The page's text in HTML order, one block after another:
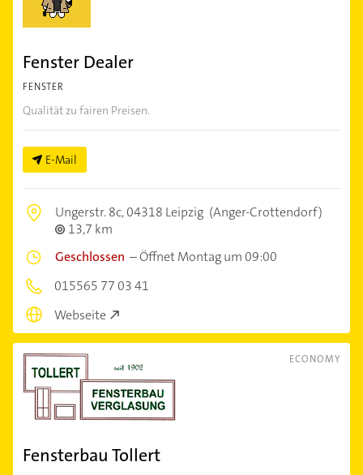
Fenster Dealer
FENSTER
Qualität zu fairen Preisen.
E-Mail
Ungerstr. 8c,04318 Leipzig (Anger-Crottendorf)
13,7 km
Geschlossen –Öffnet Montag um 09:00
015565 77 03 41
Webseite
ECONOMY
Fensterbau Tollert